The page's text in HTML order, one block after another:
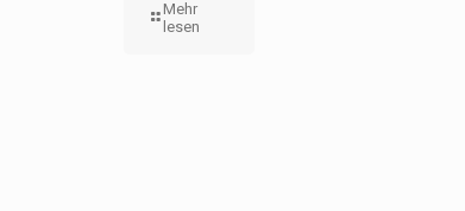
Mehr
lesen